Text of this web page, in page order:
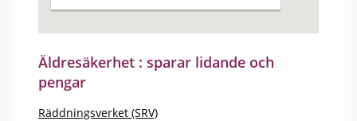
Äldresäkerhet : sparar lidande och
pengar
Räddningsverket (SRV)